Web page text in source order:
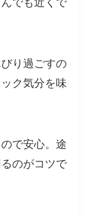
でも近くで
り過ごすの
ク気分を味
で安心。途
のがコツで